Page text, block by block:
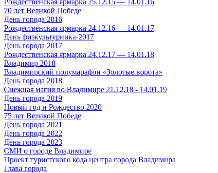
Рождественская ярмарка 25.12.15 — 14.01.16
70 лет Великой Победе
День города 2016
Рождественская ярмарка 24.12.16 — 14.01.17
День физкультурника-2017
День города 2017
Рождественская ярмарка 24.12.17 — 14.01.18
Владимир 2018
Владимирский полумарафон «Золотые ворота»
День города 2018
Снежная магия во Владимире 21.12.18 - 14.01.19
День города 2019
Новый год и Рождество 2020
75 лет Великой Победе
День города 2021
День города 2022
День города 2023
СМИ о городе Владимире
Проект туристского кода центра города Владимира
Глава города